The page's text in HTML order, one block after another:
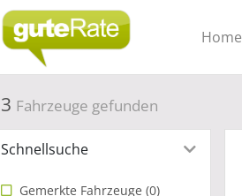
Home
3 Fahrzeuge gefunden
Schnellsuche
Gemerkte Fahrzeuge (0)